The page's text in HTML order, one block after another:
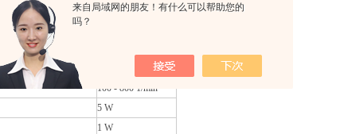
来自局域网的朋友！有什么可以帮助您的
吗？
90°C)
1 ±K
油 / 50mPas / 150°C)
100 - 800 1/min
5 W
1 W